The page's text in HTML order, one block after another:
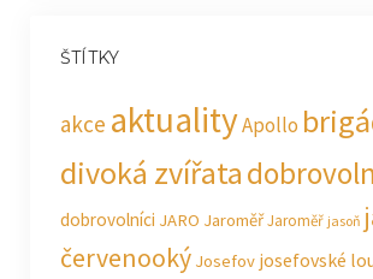
ŠTÍTKY
akce aktualityApollo
divoká zvířata
dobrovolníci JARO JaroměřJaroměř jasoň
červenooký Josefov josefovské